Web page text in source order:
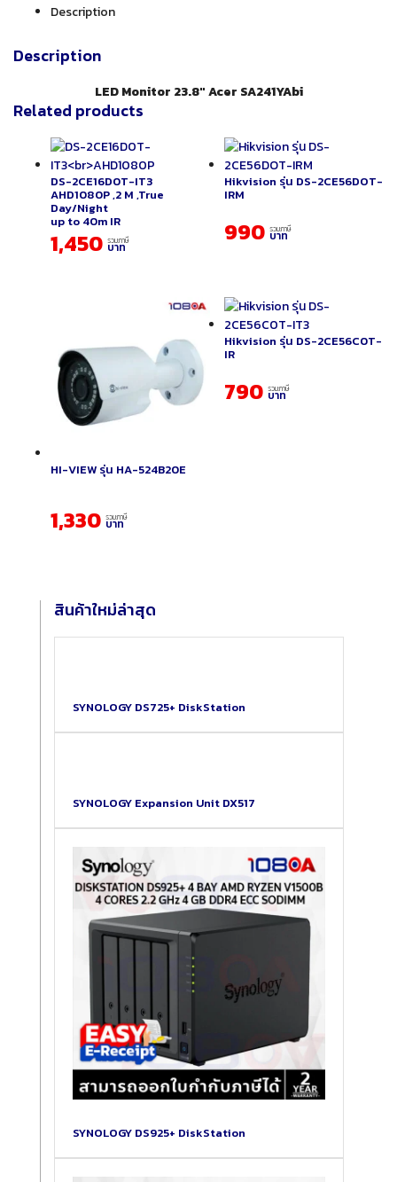
Description
Description
LED Monitor 23.8″ Acer SA241YAbi
Related products
DS-2CE16D0T-IT3
AHD1080P ,2 M ,True
Day/Night
up to 40m IR
1,450 รวมภาษี
บาท
Hikvision รุ่น DS-2CE56DOT-
IRM
990 รวมภาษี
บาท
HI-VIEW รุ่น HA-524B20E
1,330 รวมภาษี
บาท
Hikvision รุ่น DS-2CE56C0T-
IR
790 รวมภาษี
บาท
สินค้าใหม่ล่าสุด
SYNOLOGY DS725+ DiskStation
SYNOLOGY Expansion Unit DX517
SYNOLOGY DS925+ DiskStation